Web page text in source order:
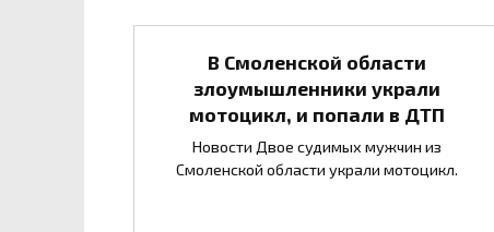
В Смоленской области
злоумышленники украли
мотоцикл, и попали в ДТП
Новости Двое судимых мужчин из
Смоленской области украли мотоцикл.